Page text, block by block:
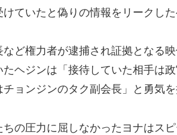
ていたと偽りの情報をリークし
など権力者が逮捕され証拠となる
たヘジンは「接待していた相手は
チョンジンのタク副会長」と勇気
ちの圧力に屈しなかったヨナはス